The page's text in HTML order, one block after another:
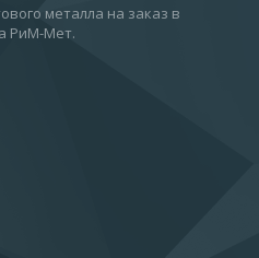
металла на заказ в
РиМ-Мет.